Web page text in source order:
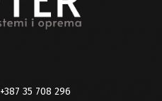
+387 35 708 296